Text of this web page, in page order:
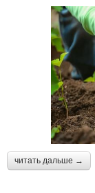
читать дальше →